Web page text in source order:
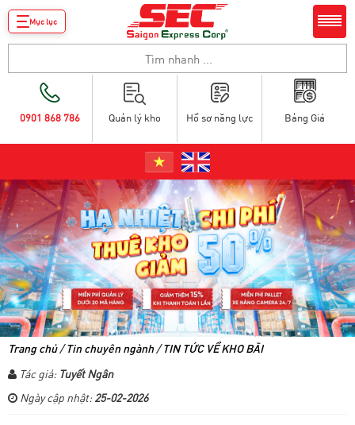
Bảng Giá
Hồ sơ năng lực
Quản lý kho
0901 868 786
Trang chủ/Tin chuyên ngành/TIN TỨC VỀ KHO BÃI
Tác giả: Tuyết Ngân
Ngày cập nhật:25-02-2026
Mục lục